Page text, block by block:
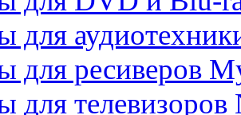
для
для ресиверов
для телевизоров